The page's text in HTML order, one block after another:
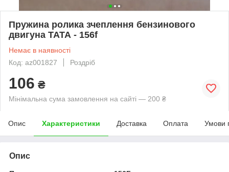
Пружина ролика зчеплення бензинового
двигуна ТАТА - 156f
Немає в наявності
Код: az001827
Роздріб
106 ₴
Мінімальна сума замовлення на сайті — 200 ₴
Опис Характеристики Доставка Оплата Умови
Опис